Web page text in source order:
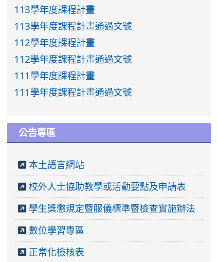
113學年度課程計畫
113學年度課程計畫通過文號
112學年度課程計畫
112學年度課程計畫通過文號
111學年度課程計畫
111學年度課程計畫通過文號
公告專區
本土語言網站
校外人士協助教學或活動要點及申請表
學生獎懲規定暨服儀標準暨檢查實施辦法
數位學習專區
正常化檢核表